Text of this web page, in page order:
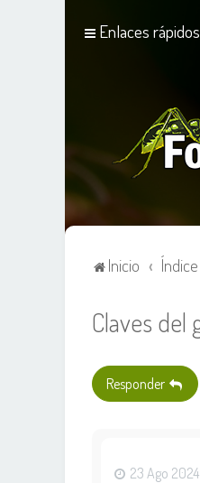
Enlaces rápidos
Inicio
Claves del
Responder
23 Ago